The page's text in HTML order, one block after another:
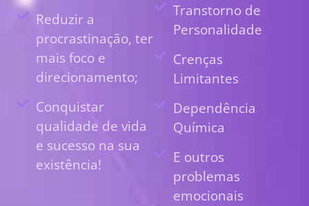
Reduzir a
procrastinação, ter
mais foco e
direcionamento;
Conquistar
qualidade de vida
e sucesso na sua
existência!
Transtorno de
Personalidade
Crenças
Limitantes
Dependência
Química
E outros
problemas
emocionais